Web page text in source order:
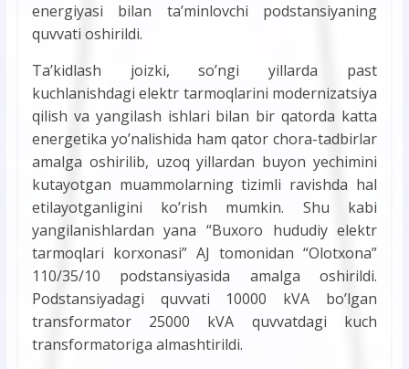
energiyasi bilan ta’minlovchi podstansiyaning
quvvati oshirildi.
Ta’kidlash joizki, so’ngi yillarda past
kuchlanishdagi elektr tarmoqlarini modernizatsiya
qilish va yangilash ishlari bilan bir qatorda katta
energetika yo’nalishida ham qator chora-tadbirlar
amalga oshirilib, uzoq yillardan buyon yechimini
kutayotgan muammolarning tizimli ravishda hal
etilayotganligini ko’rish mumkin. Shu kabi
yangilanishlardan yana “Buxoro hududiy elektr
tarmoqlari korxonasi” AJ tomonidan “Olotxona”
110/35/10 podstansiyasida amalga oshirildi.
Podstansiyadagi quvvati 10000 kVA bo’lgan
transformator 25000 kVA quvvatdagi kuch
transformatoriga almashtirildi.